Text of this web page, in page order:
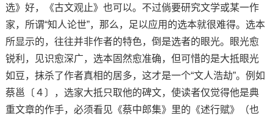
选》好，《古文观止》也可以。不过倘要研究文学或某一作
家，所谓“知人论世”，那么，足以应用的选本就很难得。选本
所显示的，往往并非作者的特色，倒是选者的眼光。眼光愈
锐利，见识愈深广，选本固然愈准确，但可惜的是大抵眼光
如豆，抹杀了作者真相的居多，这才是一个“文人浩劫”。例如
蔡邕〔４〕，选家大抵只取他的碑文，使读者仅觉得他是典
重文章的作手，必须看见《蔡中郎集》里的《述行赋》（也